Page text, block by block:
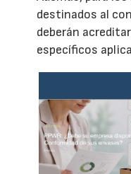
destinados al
deberán
específicos